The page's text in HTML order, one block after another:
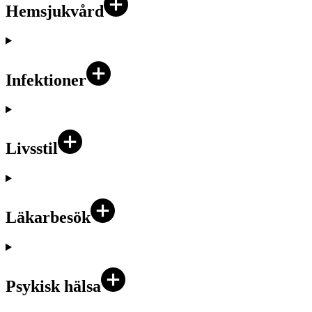
Hemsjukvård
Infektioner
Livsstil
Läkarbesök
Psykisk hälsa